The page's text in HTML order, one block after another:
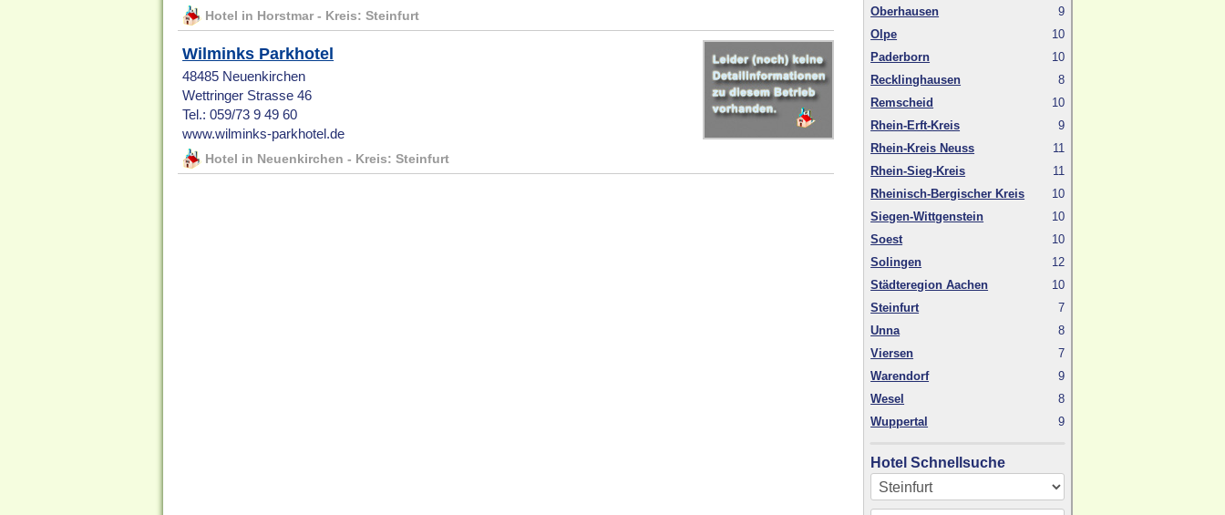
Hotel in Horstmar - Kreis: Steinfurt
Wilminks Parkhotel
48485 Neuenkirchen
Wettringer Strasse 46
Tel.: 059/73 9 49 60
www.wilminks-parkhotel.de
Hotel in Neuenkirchen - Kreis: Steinfurt
Oberhausen
9
Olpe
10
Paderborn
10
Recklinghausen
8
Remscheid
10
Rhein-Erft-Kreis
9
Rhein-Kreis Neuss
11
Rhein-Sieg-Kreis
11
Rheinisch-Bergischer Kreis
10
Siegen-Wittgenstein
10
Soest
10
Solingen
12
Städteregion Aachen
10
Steinfurt
7
Unna
8
Viersen
7
Warendorf
9
Wesel
8
Wuppertal
9
Hotel Schnellsuche